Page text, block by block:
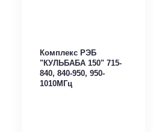
Комплекс РЭБ
"КУЛЬБАБА 150" 715-
840, 840-950, 950-
1010МГц